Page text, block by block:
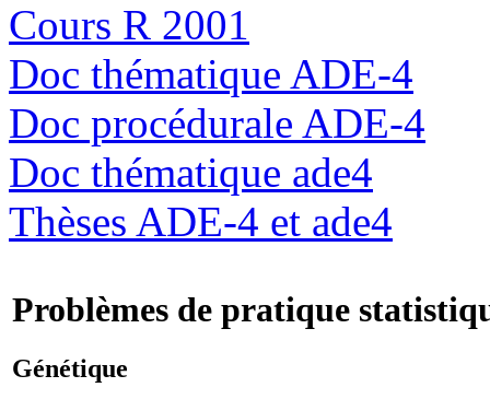
Cours R 2001
Doc thématique ADE-4
Doc procédurale ADE-4
Doc thématique ade4
Thèses ADE-4 et ade4
Problèmes de pratique
Génétique